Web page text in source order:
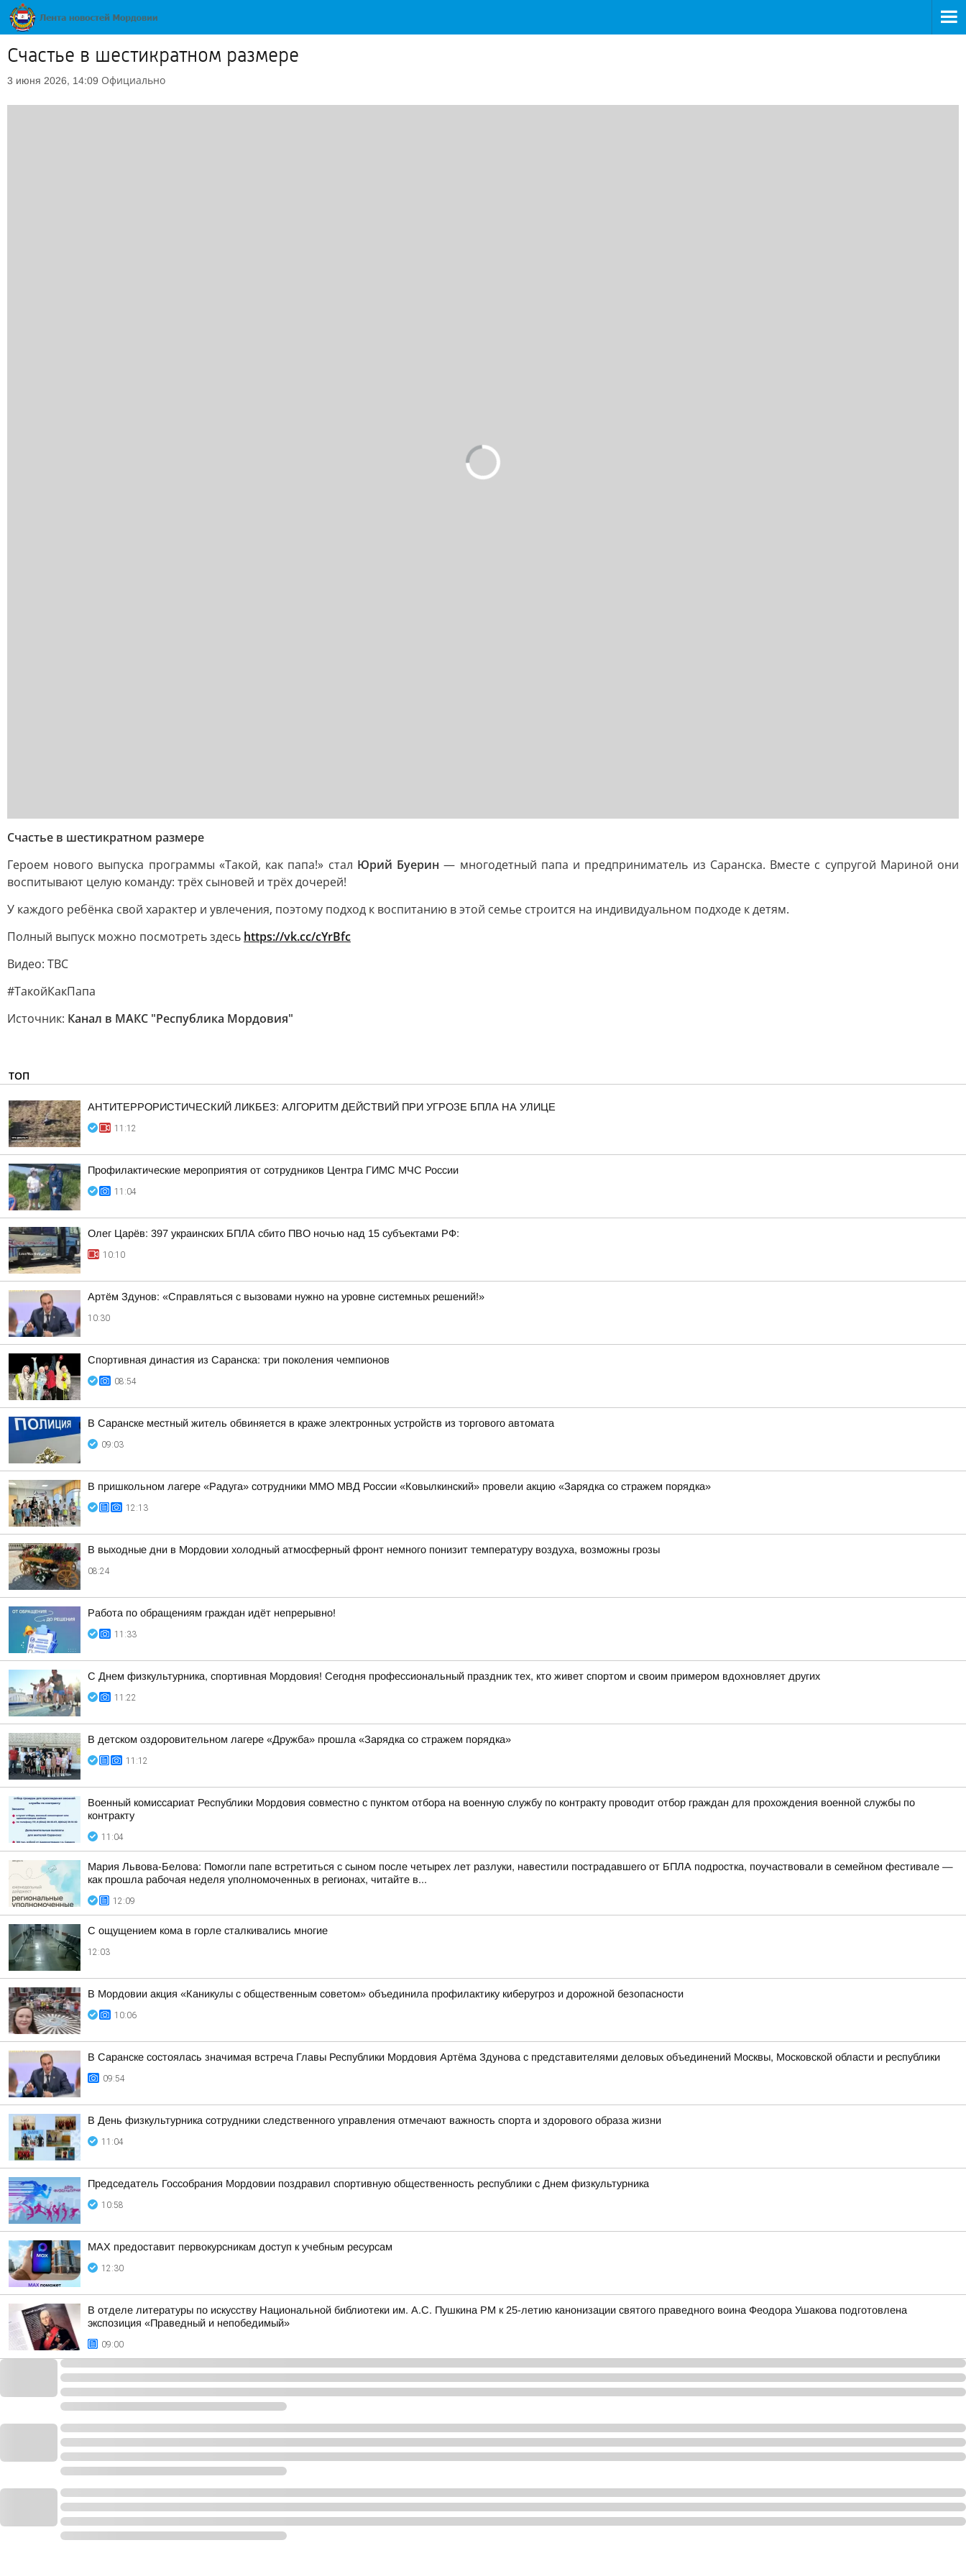
Счастье в шестикратном размере
3 июня 2026, 14:09 Официально
Счастье в шестикратном размере
Героем нового выпуска программы «Такой, как папа!» стал Юрий Буерин — многодетный папа и предприниматель из Саранска. Вместе с супругой Мариной они
воспитывают целую команду: трёх сыновей и трёх дочерей!
У каждого ребёнка свой характер и увлечения, поэтому подход к воспитанию в этой семье строится на индивидуальном подходе к детям.
Полный выпуск можно посмотреть здесь https://vk.cc/cYrBfc
Видео: ТВС
#ТакойКакПапа
Источник: Канал в МАКС "Республика Мордовия"
ТОП
АНТИТЕРРОРИСТИЧЕСКИЙ ЛИКБЕЗ: АЛГОРИТМ ДЕЙСТВИЙ ПРИ УГРОЗЕ БПЛА НА УЛИЦЕ
11:12
Профилактические мероприятия от сотрудников Центра ГИМС МЧС России
11:04
Олег Царёв: 397 украинских БПЛА сбито ПВО ночью над 15 субъектами РФ:
10:10
Артём Здунов: «Справляться с вызовами нужно на уровне системных решений!»
10:30
Спортивная династия из Саранска: три поколения чемпионов
08:54
В Саранске местный житель обвиняется в краже электронных устройств из торгового автомата
09:03
В пришкольном лагере «Радуга» сотрудники ММО МВД России «Ковылкинский» провели акцию «Зарядка со стражем порядка»
12:13
В выходные дни в Мордовии холодный атмосферный фронт немного понизит температуру воздуха, возможны грозы
08:24
Работа по обращениям граждан идёт непрерывно!
11:33
С Днем физкультурника, спортивная Мордовия! Сегодня профессиональный праздник тех, кто живет спортом и своим примером вдохновляет других
11:22
В детском оздоровительном лагере «Дружба» прошла «Зарядка со стражем порядка»
11:12
Военный комиссариат Республики Мордовия совместно с пунктом отбора на военную службу по контракту проводит отбор граждан для прохождения военной службы по
контракту
11:04
Мария Львова-Белова: Помогли папе встретиться с сыном после четырех лет разлуки, навестили пострадавшего от БПЛА подростка, поучаствовали в семейном фестивале —
как прошла рабочая неделя уполномоченных в регионах, читайте в...
12:09
С ощущением кома в горле сталкивались многие
12:03
В Мордовии акция «Каникулы с общественным советом» объединила профилактику киберугроз и дорожной безопасности
10:06
В Саранске состоялась значимая встреча Главы Республики Мордовия Артёма Здунова с представителями деловых объединений Москвы, Московской области и республики
09:54
В День физкультурника сотрудники следственного управления отмечают важность спорта и здорового образа жизни
11:04
Председатель Госсобрания Мордовии поздравил спортивную общественность республики с Днем физкультурника
10:58
MAX предоставит первокурсникам доступ к учебным ресурсам
12:30
В отделе литературы по искусству Национальной библиотеки им. А.С. Пушкина РМ к 25-летию канонизации святого праведного воина Феодора Ушакова подготовлена
экспозиция «Праведный и непобедимый»
09:00